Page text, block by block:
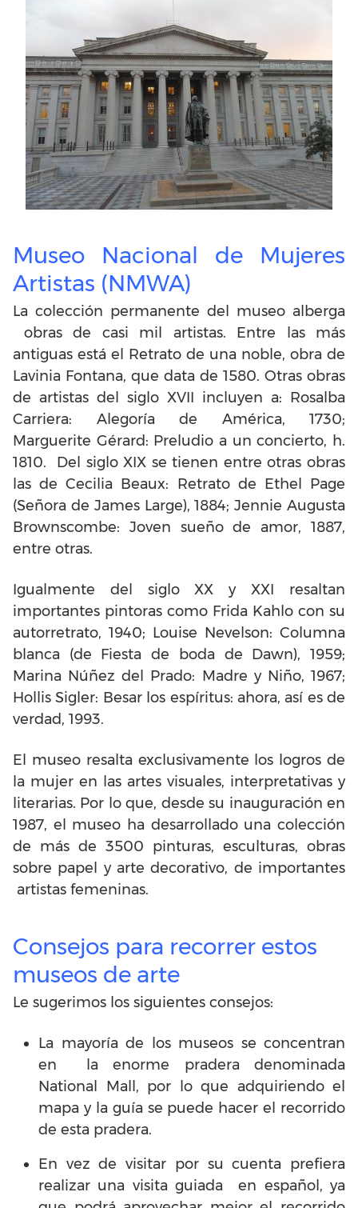
Museo Nacional de Mujeres
Artistas (NMWA)
La colección permanente del museo alberga
obras de casi mil artistas. Entre las más
antiguas está el Retrato de una noble, obra de
Lavinia Fontana, que data de 1580. Otras obras
de artistas del siglo XVII incluyen a: Rosalba
Carriera: Alegoría de América, 1730;
Marguerite Gérard: Preludio a un concierto, h.
1810. Del siglo XIX se tienen entre otras obras
las de Cecilia Beaux: Retrato de Ethel Page
(Señora de James Large), 1884; Jennie Augusta
Brownscombe: Joven sueño de amor, 1887,
entre otras.
Igualmente del siglo XX y XXI resaltan
importantes pintoras como Frida Kahlo con su
autorretrato, 1940; Louise Nevelson: Columna
blanca (de Fiesta de boda de Dawn), 1959;
Marina Núñez del Prado: Madre y Niño, 1967;
Hollis Sigler: Besar los espíritus: ahora, así es de
verdad, 1993.
El museo resalta exclusivamente los logros de
la mujer en las artes visuales, interpretativas y
literarias. Por lo que, desde su inauguración en
1987, el museo ha desarrollado una colección
de más de 3500 pinturas, esculturas, obras
sobre papel y arte decorativo, de importantes
artistas femeninas.
Consejos para recorrer estos
museos de arte
Le sugerimos los siguientes consejos:
La mayoría de los museos se concentran
en la enorme pradera denominada
National Mall, por lo que adquiriendo el
mapa y la guía se puede hacer el recorrido
de esta pradera.
En vez de visitar por su cuenta prefiera
realizar una visita guiada en español, ya